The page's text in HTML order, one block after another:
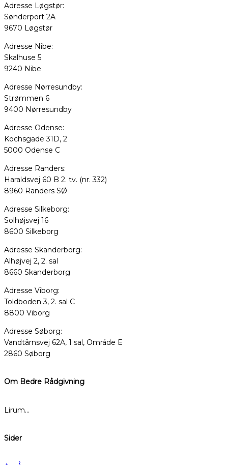
Adresse Løgstør:
Sønderport 2A
9670 Løgstør
Adresse Nibe:
Skalhuse 5
9240 Nibe
Adresse Nørresundby:
Strømmen 6
9400 Nørresundby
Adresse Odense:
Kochsgade 31D, 2
5000 Odense C
Adresse Randers:
Haraldsvej 60 B 2. tv. (nr. 332)
8960 Randers SØ
Adresse Silkeborg:
Solhøjsvej 16
8600 Silkeborg
Adresse Skanderborg:
Alhøjvej 2, 2. sal
8660 Skanderborg
Adresse Viborg:
Toldboden 3, 2. sal C
8800 Viborg
Adresse Søborg:
Vandtårnsvej 62A, 1 sal, Område E
2860 Søborg
Om Bedre Rådgivning
Lirum…
Sider